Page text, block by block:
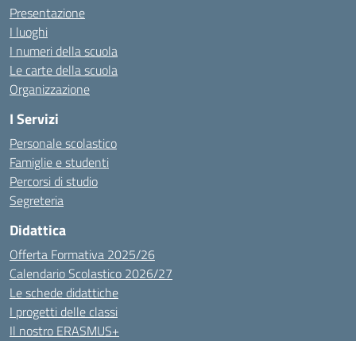
Presentazione
I luoghi
I numeri della scuola
Le carte della scuola
Organizzazione
I Servizi
Personale scolastico
Famiglie e studenti
Percorsi di studio
Segreteria
Didattica
Offerta Formativa 2025/26
Calendario Scolastico 2026/27
Le schede didattiche
I progetti delle classi
Il nostro ERASMUS+